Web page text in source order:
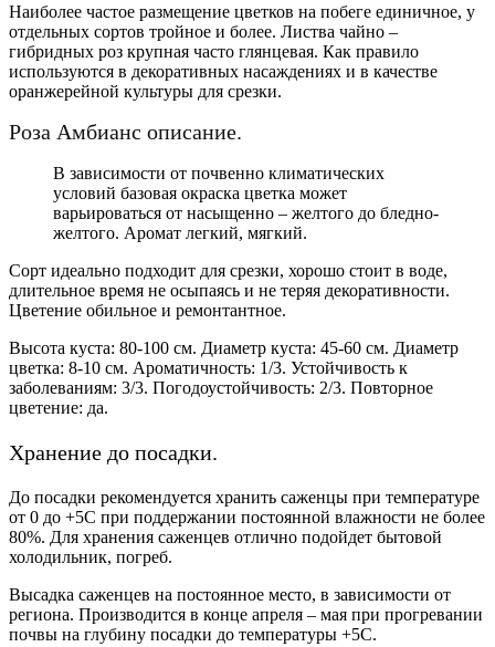
Наиболее частое размещение цветков на побеге единичное, у
отдельных сортов тройное и более. Листва чайно –
гибридных роз крупная часто глянцевая. Как правило
используются в декоративных насаждениях и в качестве
оранжерейной культуры для срезки.
Роза Амбианс описание.
В зависимости от почвенно климатических
условий базовая окраска цветка может
варьироваться от насыщенно – желтого до бледно-
желтого. Аромат легкий, мягкий.
Сорт идеально подходит для срезки, хорошо стоит в воде,
длительное время не осыпаясь и не теряя декоративности.
Цветение обильное и ремонтантное.
Высота куста: 80-100 см. Диаметр куста: 45-60 см. Диаметр
цветка: 8-10 см. Ароматичность: 1/3. Устойчивость к
заболеваниям: 3/3. Погодоустойчивость: 2/3. Повторное
цветение: да.
Хранение до посадки.
До посадки рекомендуется хранить саженцы при температуре
от 0 до +5С при поддержании постоянной влажности не более
80%. Для хранения саженцев отлично подойдет бытовой
холодильник, погреб.
Высадка саженцев на постоянное место, в зависимости от
региона. Производится в конце апреля – мая при прогревании
почвы на глубину посадки до температуры +5С.